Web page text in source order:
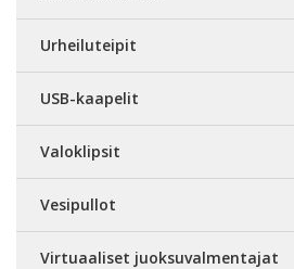
Urheiluteipit
USB-kaapelit
Valoklipsit
Vesipullot
Virtuaaliset juoksuvalmentajat